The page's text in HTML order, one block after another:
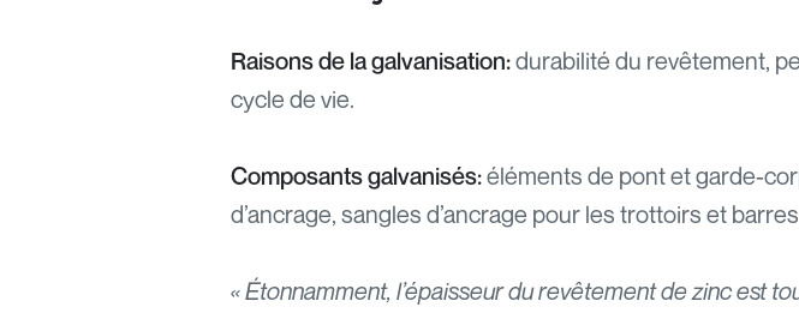
Raisons de la galvanisation:durabilité du revêtement,
cycle de vie.
Composants galvanisés:éléments de pont et garde-
d’ancrage, sangles d’ancrage pour les trottoirs et
« Étonnamment, l’épaisseur du revêtement de zinc est